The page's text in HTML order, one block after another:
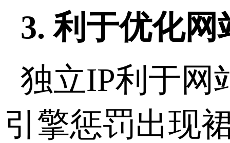
3. 利于优化网
独立IP利于网
引擎惩罚出现